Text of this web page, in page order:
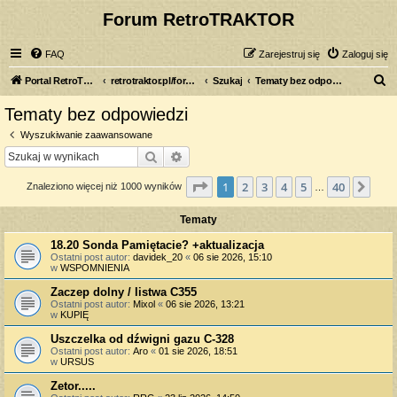
Forum RetroTRAKTOR
FAQ Zaloguj się
Zarejestruj się
Portal RetroTRAKTOR.pl retrotraktor.pl/forum Szukaj Tematy bez odpowiedzi
Tematy bez odpowiedzi
Wyszukiwanie zaawansowane
Szukaj
Znaleziono więcej niż 1000 wyników Strona z40
1 2 3 4 5 40
Tematy
18.20 Sonda Pamiętacie? +aktualizacja
Ostatni post autor: davidek_20 « 06 sie 2026, 15:10
w WSPOMNIENIA
Zaczep dolny / listwa C355
Ostatni post autor: Mixol « 06 sie 2026, 13:21
w KUPIĘ
Uszczelka od dźwigni gazu C-328
Ostatni post autor: Aro « 01 sie 2026, 18:51
w URSUS
Zetor.....